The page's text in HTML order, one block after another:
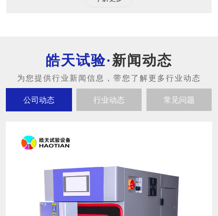
新闻动态
公司动态 行业动态 常见问题